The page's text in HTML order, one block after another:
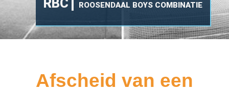
RBC ROOSENDAAL BOYS COMBINATIE
Afscheid van een